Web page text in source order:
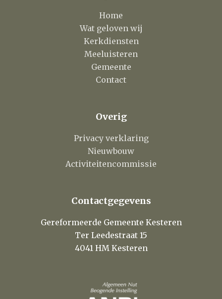
Home
Wat geloven wij
Kerkdiensten
Meeluisteren
Gemeente
Contact
Overig
Privacy verklaring
Nieuwbouw
Activiteitencommissie
Contactgegevens
Gereformeerde Gemeente Kesteren
Ter Leedestraat 15
4041 HM Kesteren